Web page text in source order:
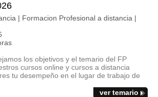
| Formacion Profesional a distancia |
los objetivos y el temario del FP
cursos online y cursos a distancia
tu desempeño en el lugar de trabajo de
ver temario